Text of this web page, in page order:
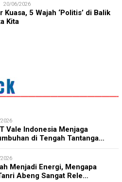
20/06/2026
5 Wajah ‘Politis’ di Balik
Kita
Vale Indonesia Menjaga
di Tengah Tantanga…
Menjadi Energi, Mengapa
Abeng Sangat Rele…